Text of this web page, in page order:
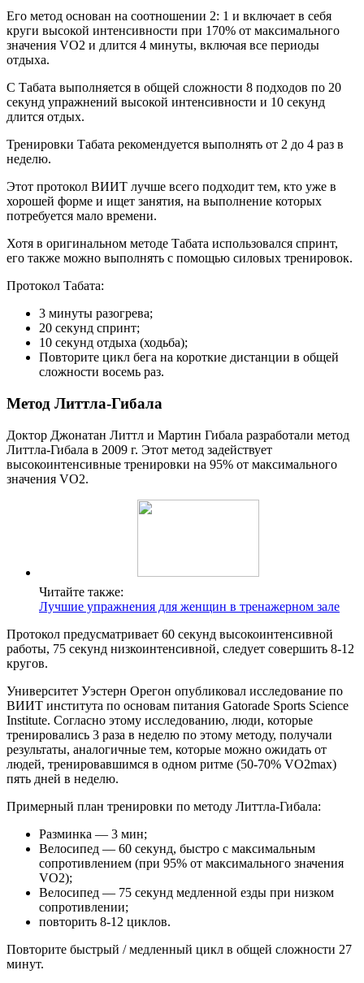
Его метод основан на соотношении 2: 1 и включает в себя
круги высокой интенсивности при 170% от максимального
значения VO2 и длится 4 минуты, включая все периоды
отдыха.
С Табата выполняется в общей сложности 8 подходов по 20
секунд упражнений высокой интенсивности и 10 секунд
длится отдых.
Тренировки Табата рекомендуется выполнять от 2 до 4 раз в
неделю.
Этот протокол ВИИТ лучше всего подходит тем, кто уже в
хорошей форме и ищет занятия, на выполнение которых
потребуется мало времени.
Хотя в оригинальном методе Табата использовался спринт,
его также можно выполнять с помощью силовых тренировок.
Протокол Табата:
3 минуты разогрева;
20 секунд спринт;
10 секунд отдыха (ходьба);
Повторите цикл бега на короткие дистанции в общей
сложности восемь раз.
Метод Литтла-Гибала
Доктор Джонатан Литтл и Мартин Гибала разработали метод
Литтла-Гибала в 2009 г. Этот метод задействует
высокоинтенсивные тренировки на 95% от максимального
значения VO2.
Читайте также:
Лучшие упражнения для женщин в тренажерном зале
Протокол предусматривает 60 секунд высокоинтенсивной
работы, 75 секунд низкоинтенсивной, следует совершить 8-12
кругов.
Университет Уэстерн Орегон опубликовал исследование по
ВИИТ института по основам питания Gatorade Sports Science
Institute. Согласно этому исследованию, люди, которые
тренировались 3 раза в неделю по этому методу, получали
результаты, аналогичные тем, которые можно ожидать от
людей, тренировавшимся в одном ритме (50-70% VO2max)
пять дней в неделю.
Примерный план тренировки по методу Литтла-Гибала:
Разминка — 3 мин;
Велосипед — 60 секунд, быстро с максимальным
сопротивлением (при 95% от максимального значения
VO2);
Велосипед — 75 секунд медленной езды при низком
сопротивлении;
повторить 8-12 циклов.
Повторите быстрый / медленный цикл в общей сложности 27
минут.